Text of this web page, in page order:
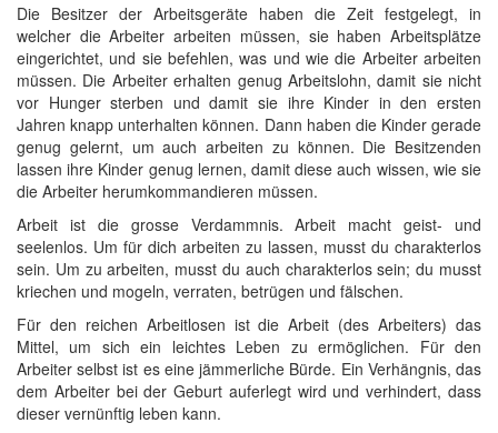
Die Besitzer der Arbeitsgeräte haben die Zeit festgelegt, in
welcher die Arbeiter arbeiten müssen, sie haben Arbeitsplätze
eingerichtet, und sie befehlen, was und wie die Arbeiter arbeiten
müssen. Die Arbeiter erhalten genug Arbeitslohn, damit sie nicht
vor Hunger sterben und damit sie ihre Kinder in den ersten
Jahren knapp unterhalten können. Dann haben die Kinder gerade
genug gelernt, um auch arbeiten zu können. Die Besitzenden
lassen ihre Kinder genug lernen, damit diese auch wissen, wie sie
die Arbeiter herumkommandieren müssen.
Arbeit ist die grosse Verdammnis. Arbeit macht geist- und
seelenlos. Um für dich arbeiten zu lassen, musst du charakterlos
sein. Um zu arbeiten, musst du auch charakterlos sein; du musst
kriechen und mogeln, verraten, betrügen und fälschen.
Für den reichen Arbeitlosen ist die Arbeit (des Arbeiters) das
Mittel, um sich ein leichtes Leben zu ermöglichen. Für den
Arbeiter selbst ist es eine jämmerliche Bürde. Ein Verhängnis, das
dem Arbeiter bei der Geburt auferlegt wird und verhindert, dass
dieser vernünftig leben kann.